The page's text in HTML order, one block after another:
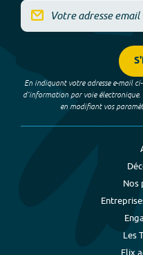
En indiquant votre adresse e-mail
d’information par voie
en modifiant vos
Nos
Les
Elix